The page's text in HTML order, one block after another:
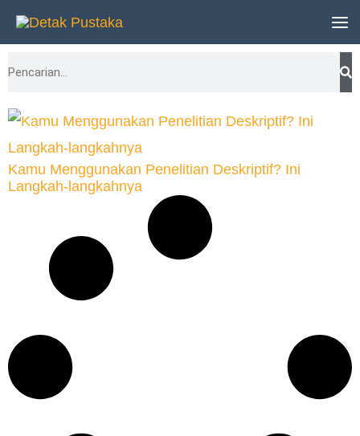
Lewati
konten
Search
Kamu Menggunakan Penelitian Deskriptif? Ini
Langkah-langkahnya